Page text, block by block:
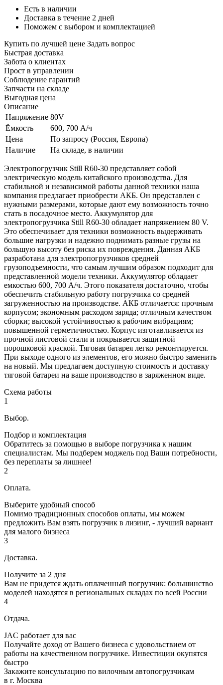
Есть в наличии
Доставка в течение 2 дней
Поможем с выбором и комплектацией
Купить по лучшей цене Задать вопрос
Быстрая доставка
Забота о клиентах
Прост в управлении
Соблюдение гарантий
Запчасти на складе
Выгодная цена
Описание
Напряжение 80V
Ёмкость
600, 700 А/ч
Цена
По запросу (Россия, Европа)
Наличие
На складе, в наличии
Электропогрузчик Still R60-30 представляет собой
электрическую модель китайского производства. Для
стабильной и независимой работы данной техники наша
компания предлагает приобрести АКБ. Он представлен с
нужными размерами, которые дают ему возможность точно
стать в посадочное место. Аккумулятор для
электропогрузчика Still R60-30 обладает напряжением 80 V.
Это обеспечивает для техники возможность выдерживать
большие нагрузки и надежно поднимать разные грузы на
большую высоту без риска их повреждения. Данная АКБ
разработана для электропогрузчиков средней
грузоподъемности, что самым лучшим образом подходит для
представленной модели техники. Аккумулятор обладает
емкостью 600, 700 А/ч. Этого показателя достаточно, чтобы
обеспечить стабильную работу погрузчика со средней
загруженностью на производстве. АКБ отличается: прочным
корпусом; экономным расходом заряда; отличным качеством
сборки; высокой устойчивостью к рабочим вибрациям;
повышенной герметичностью. Корпус изготавливается из
прочной листовой стали и покрывается защитной
порошковой краской. Тяговая батарея легко ремонтируется.
При выходе одного из элементов, его можно быстро заменить
на новый. Мы предлагаем доступную стоимость и доставку
тяговой батареи на ваше производство в заряженном виде.
Схема работы
1
Выбор.
Подбор и комплектация
Обратитесь за помощью в выборе погрузчика к нашим
специалистам. Мы подберем моджель под Ваши потребности,
без переплаты за лишнее!
2
Оплата.
Выберите удобный способ
Помимо традиционных способов оплаты, мы можем
предложить Вам взять погрузчик в лизинг, - лучший вариант
для малого бизнеса
3
Доставка.
Получите за 2 дня
Вам не придется ждать оплаченный погрузчик: большинство
моделей находятся в региональных складах по всей России
4
Отдача.
JAC работает для вас
Получайте доход от Вашего бизнеса с удовольствием от
работы на качественном погрузчике. Инвестиции окупятся
быстро
Закажите консультацию по вилочным автопогрузчикам
в г. Москва